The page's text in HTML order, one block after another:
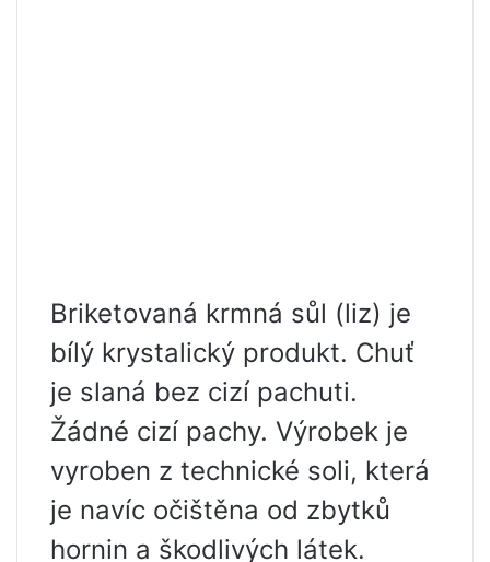
Briketovaná krmná sůl (liz) je
bílý krystalický produkt. Chuť
je slaná bez cizí pachuti.
Žádné cizí pachy. Výrobek je
vyroben z technické soli, která
je navíc očištěna od zbytků
hornin a škodlivých látek.